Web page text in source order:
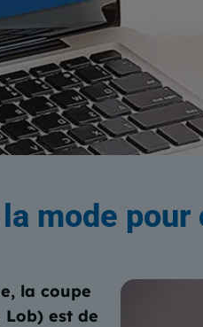
mode pour
la coupe
est de